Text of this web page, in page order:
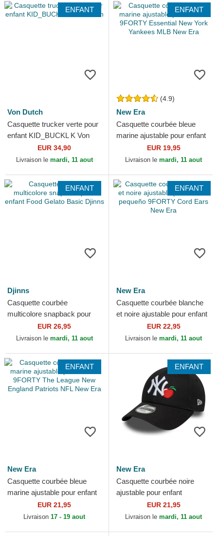
ENFANT
Von Dutch
Casquette trucker verte pour
enfant KID_BUCKL K Von
EUR 34,90
Livraison le mardi, 11 aout
ENFANT
(4.9)
New Era
Casquette courbée bleue
marine ajustable pour enfant
9FORTY Essential New York
Yankees MLB New Era
EUR 19,95
Livraison le mardi, 11 aout
ENFANT
Djinns
Casquette courbée
multicolore snapback pour
enfant Food Gelato Basic
Djinns
EUR 26,95
Livraison le mardi, 11 aout
ENFANT
New Era
Casquette courbée blanche
et noire ajustable pour enfant
pequeño 9FORTY Cord Ears
New Era
EUR 22,95
Livraison le mardi, 11 aout
ENFANT
New Era
Casquette courbée bleue
marine ajustable pour enfant
9FORTY The League New
England Patriots NFL...
EUR 21,95
Livraison 17 - 19 aout
ENFANT
New Era
Casquette courbée noire
ajustable pour enfant
9FORTY Fruit Icon New York
Yankees MLB New Era
EUR 21,95
Livraison le mardi, 11 aout